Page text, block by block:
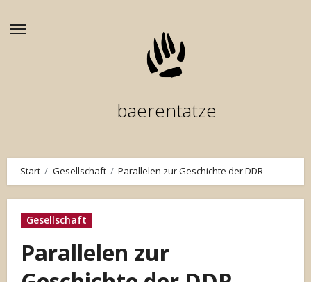
Inhalt
baerentatze
Start Gesellschaft Parallelen zur Geschichte der DDR
Gesellschaft
Parallelen zur